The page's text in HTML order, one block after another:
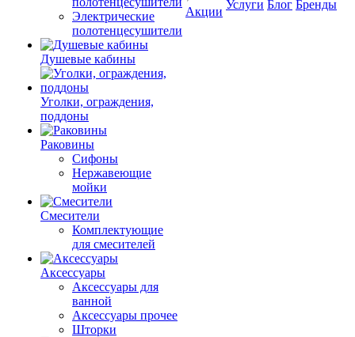
Электрические
полотенцесушители
Душевые кабины
Уголки, ограждения,
поддоны
Раковины
Сифоны
Нержавеющие
мойки
Смесители
Комплектующие
для смесителей
Аксессуары
Аксессуары для
ванной
Аксессуары прочее
Шторки
Акции
Услуги Блог Бренды